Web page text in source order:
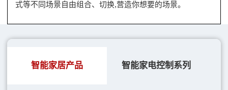
式等不同场景自由组合、切换,营造你想要的场景。
智能家居产品 智能家电控制系列